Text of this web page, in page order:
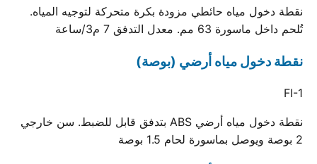
نقطة دخول مياه حائطي مزودة بكرة متحركة لتوجيه المياه.
تُلحم داخل ماسورة 63 مم. معدل التدفق 7 م3/ساعة
نقطة دخول مياه أرضي (بوصة)
FI-1
نقطة دخول مياه أرضي ABS بتدفق قابل للضبط. سن خارجي
2 بوصة ويوصل بماسورة لحام 1.5 بوصة